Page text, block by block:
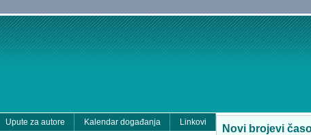
Upute za autore Kalendar događanja Linkovi
Novi brojevi